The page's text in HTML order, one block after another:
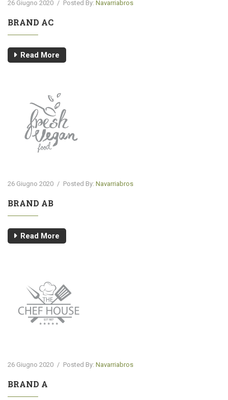
26 Giugno 2020 / Posted By: Navarriabros
BRAND AC
Read More
26 Giugno 2020 / Posted By: Navarriabros
BRAND AB
Read More
26 Giugno 2020 / Posted By: Navarriabros
BRAND A